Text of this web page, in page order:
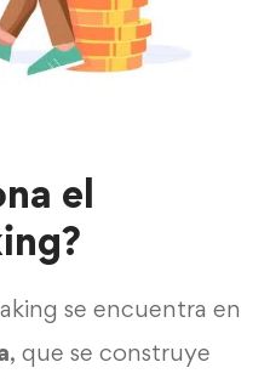
el
se encuentra en
, que se construye